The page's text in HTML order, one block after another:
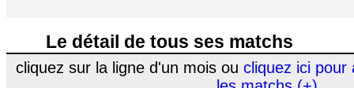
Le détail de tous ses matchs
cliquez sur la ligne d'un mois ou cliquez ici pour